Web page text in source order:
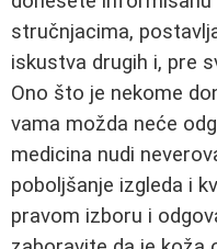
stručnjacima,
iskustva drugih i, pre
Ono što je nekome
vama možda neće
medicina nudi
poboljšanje izgleda i
pravom izboru i